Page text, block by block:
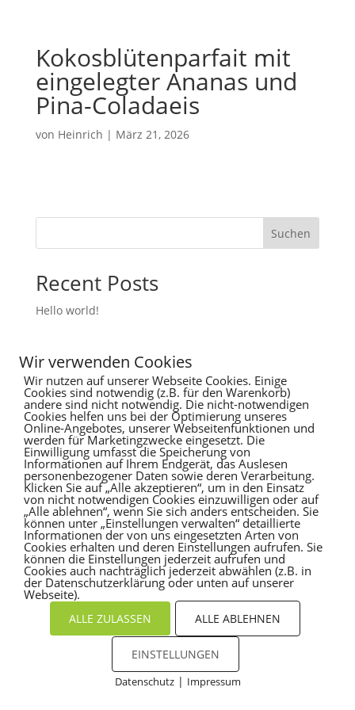
Kokosblütenparfait mit
eingelegter Ananas und
Pina-Coladaeis
von Heinrich | März 21, 2026
Suchen
Recent Posts
Hello world!
Recent Comments
Es sind keine Kommentare vorhanden.
Wir verwenden Cookies
Wir nutzen auf unserer Webseite Cookies. Einige
Cookies sind notwendig (z.B. für den Warenkorb)
andere sind nicht notwendig. Die nicht-notwendigen
Cookies helfen uns bei der Optimierung unseres
Online-Angebotes, unserer Webseitenfunktionen und
werden für Marketingzwecke eingesetzt. Die
Einwilligung umfasst die Speicherung von
Informationen auf Ihrem Endgerät, das Auslesen
personenbezogener Daten sowie deren Verarbeitung.
Klicken Sie auf „Alle akzeptieren“, um in den Einsatz
von nicht notwendigen Cookies einzuwilligen oder auf
„Alle ablehnen“, wenn Sie sich anders entscheiden. Sie
können unter „Einstellungen verwalten“ detaillierte
Informationen der von uns eingesetzten Arten von
Cookies erhalten und deren Einstellungen aufrufen. Sie
können die Einstellungen jederzeit aufrufen und
Cookies auch nachträglich jederzeit abwählen (z.B. in
der Datenschutzerklärung oder unten auf unserer
Webseite).
ALLE ZULASSEN ALLE ABLEHNEN
EINSTELLUNGEN
Datenschutz| Impressum